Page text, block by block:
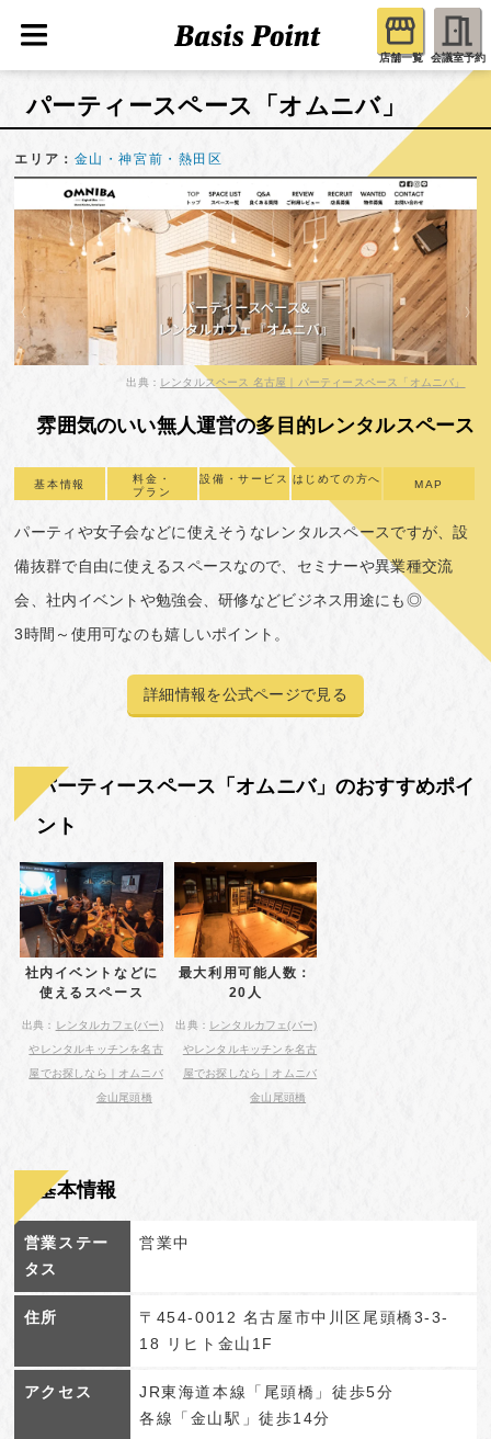
店舗一覧 会議室予約
パーティースペース「オムニバ」
エリア： 金山・神宮前・熱田区
出典： レンタルスペース 名古屋｜パーティースペース「オムニバ」
雰囲気のいい無人運営の多目的レンタルスペース
基本情報
料金・
プラン
設備・サービス はじめての方へ MAP
パーティや女子会などに使えそうなレンタルスペースですが、設
備抜群で自由に使えるスペースなので、セミナーや異業種交流
会、社内イベントや勉強会、研修などビジネス用途にも◎
3時間～使用可なのも嬉しいポイント。
詳細情報を公式ページで見る
パーティースペース「オムニバ」のおすすめポイ
ント
社内イベントなどに
使えるスペース
出典： レンタルカフェ(バー)
やレンタルキッチンを名古
屋でお探しなら｜オムニバ
金山尾頭橋
最大利用可能人数：
20人
出典： レンタルカフェ(バー)
やレンタルキッチンを名古
屋でお探しなら｜オムニバ
金山尾頭橋
基本情報
営業ステー
タス
営業中
住所
〒454-0012 名古屋市中川区尾頭橋3-3-
18 リヒト金山1F
アクセス
JR東海道本線「尾頭橋」徒歩5分
各線「金山駅」徒歩14分